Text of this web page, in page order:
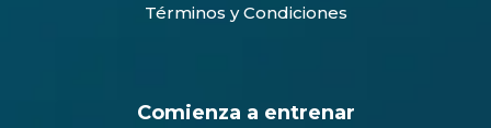
Términos y Condiciones
Comienza a entrenar